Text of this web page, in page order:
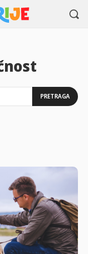
PRETRAGA